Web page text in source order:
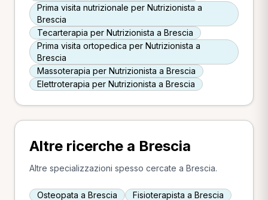
Prima visita nutrizionale per Nutrizionista a
Brescia
Tecarterapia per Nutrizionista a Brescia
Prima visita ortopedica per Nutrizionista a
Brescia
Massoterapia per Nutrizionista a Brescia
Elettroterapia per Nutrizionista a Brescia
Altre ricerche a Brescia
Altre specializzazioni spesso cercate a Brescia.
Osteopata a Brescia
Fisioterapista a Brescia